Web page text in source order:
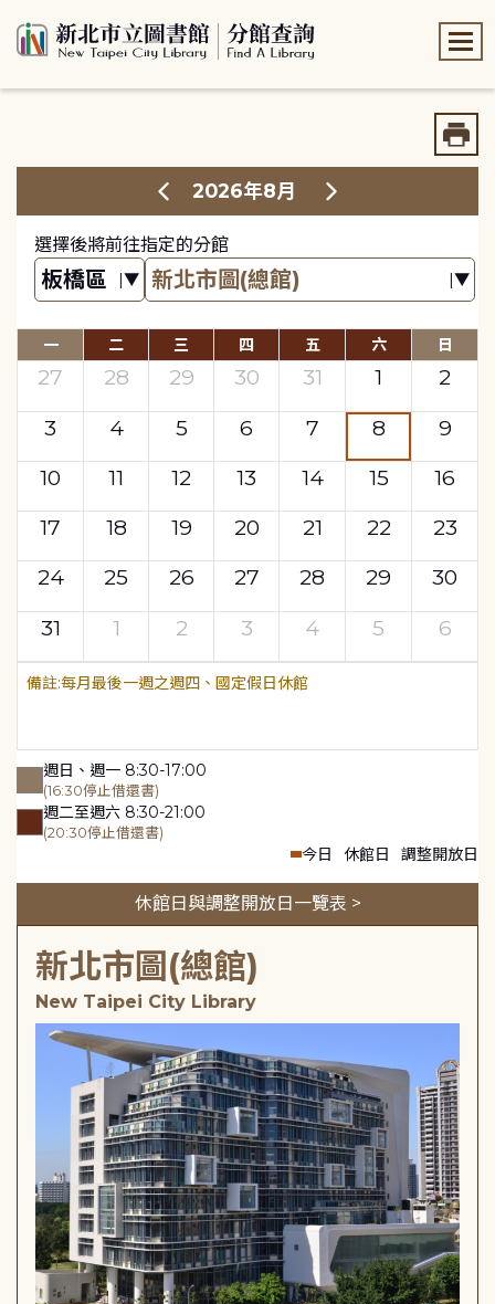
2026年8月
選擇後將前往指定的分館
一 二 三 四 五 六 日
27 28 29 30 31 1
2
3
4 5 6 7 8
9
10
11 12 13 14 15
16
17
18 19 20 21 22
23
24
25 26 27 28 29
30
31
1 2 3 4 5 6
每月最後一週之週四、國定假日休館
週日、週一 8:30-17:00
(16:30停止借還書)
週二至週六 8:30-21:00
(20:30停止借還書)
今日 休館日 調整開放日
休館日與調整開放日一覽表 >
新北市圖(總館)
New Taipei City Library